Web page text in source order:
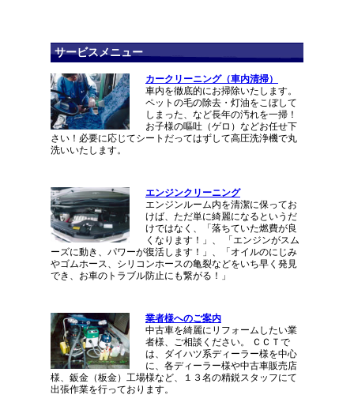
サービスメニュー
カークリーニング（車内清掃）
車内を徹底的にお掃除いたします。
ペットの毛の除去・灯油をこぼして
しまった、など長年の汚れを一掃！
お子様の嘔吐（ゲロ）などお任せ下
さい！必要に応じてシートだってはずして高圧洗浄機で丸
洗いいたします。
エンジンクリーニング
エンジンルーム内を清潔に保ってお
けば、ただ単に綺麗になるというだ
けではなく、「落ちていた燃費が良
くなります！」、 「エンジンがスム
ーズに動き、パワーが復活します！」、「オイルのにじみ
やゴムホース、シリコンホースの亀裂などをいち早く発見
でき、お車のトラブル防止にも繋がる！」
業者様へのご案内
中古車を綺麗にリフォームしたい業
者様、ご相談ください。 ＣＣＴで
は、ダイハツ系ディーラー様を中心
に、各ディーラー様や中古車販売店
様、鈑金（板金）工場様など、１３名の精鋭スタッフにて
出張作業を行っております。